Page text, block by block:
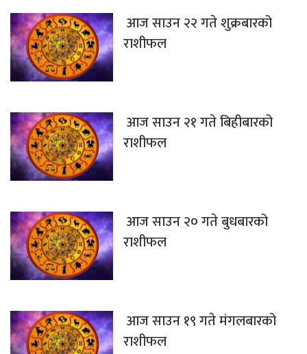
आज साउन २२ गते शुक्रबारको
राशीफल
आज साउन २१ गते बिहीबारको
राशीफल
आज साउन २० गते बुधबारको
राशीफल
आज साउन १९ गते मंगलबारको
राशीफल